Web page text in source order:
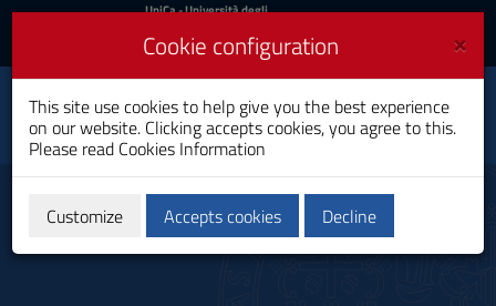
Skip
Content
to
UniCa
Login
UniCa- Università degli
Login UniCA News
Toggle
navigation
Physics
Bachelor's Degree
Organization
×
Cookie configuration
This site use cookies to help give you the best experience
on our website. Clicking accepts cookies, you agree to this.
Please read Cookies Information
Customize Accepts cookies Decline